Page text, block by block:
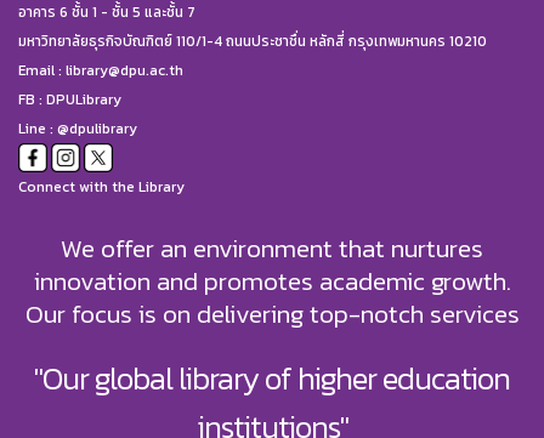
อาคาร 6 ชั้น 1 - ชั้น 5 และชั้น 7
มหาวิทยาลัยธุรกิจบัณฑิตย์ 110/1-4 ถนนประชาชื่น หลักสี่ กรุงเทพมหานคร 10210
Email : library@dpu.ac.th
FB : DPULibrary
Line : @dpulibrary
Connect with the Library
We offer an environment that nurtures
innovation and promotes academic growth.
Our focus is on delivering top-notch services
"Our global library of higher education
institutions"